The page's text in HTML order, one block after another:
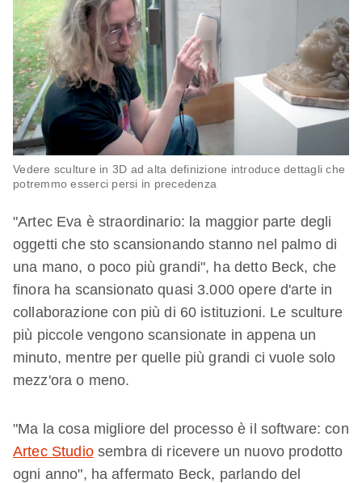
Vedere sculture in 3D ad alta definizione introduce dettagli che
potremmo esserci persi in precedenza
"Artec Eva è straordinario: la maggior parte degli
oggetti che sto scansionando stanno nel palmo di
una mano, o poco più grandi", ha detto Beck, che
finora ha scansionato quasi 3.000 opere d'arte in
collaborazione con più di 60 istituzioni. Le sculture
più piccole vengono scansionate in appena un
minuto, mentre per quelle più grandi ci vuole solo
mezz'ora o meno.
"Ma la cosa migliore del processo è il software: con
Artec Studiosembra di ricevere un nuovo prodotto
ogni anno", ha affermato Beck, parlando del